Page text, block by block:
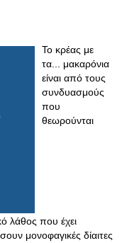
Το κρέας με
τα... μακαρόνια
είναι από τους
συνδυασμούς
που
θεωρούνται
λάθος που έχει
μονοφαγικές δίαιτες